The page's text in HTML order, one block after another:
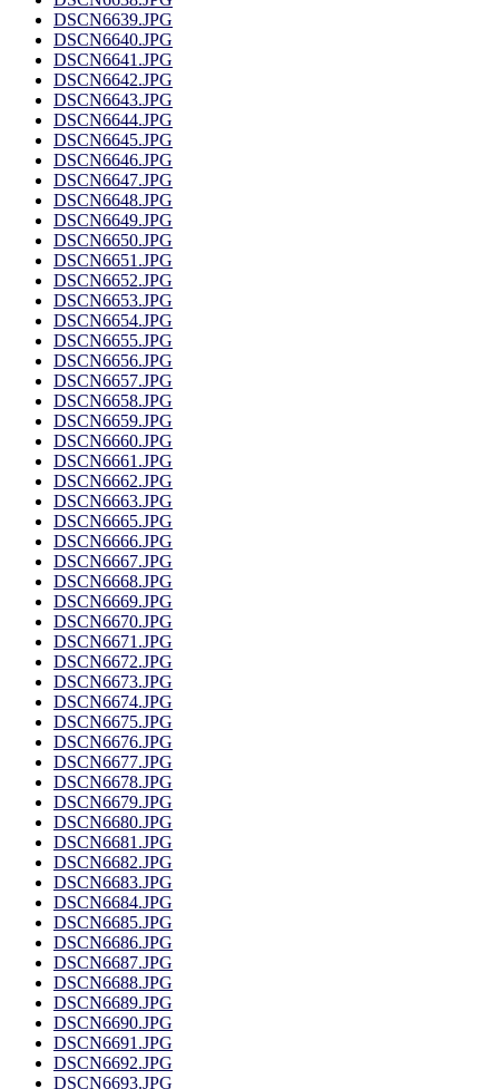
DSCN6639.JPG
DSCN6640.JPG
DSCN6641.JPG
DSCN6642.JPG
DSCN6643.JPG
DSCN6644.JPG
DSCN6645.JPG
DSCN6646.JPG
DSCN6647.JPG
DSCN6648.JPG
DSCN6649.JPG
DSCN6650.JPG
DSCN6651.JPG
DSCN6652.JPG
DSCN6653.JPG
DSCN6654.JPG
DSCN6655.JPG
DSCN6656.JPG
DSCN6657.JPG
DSCN6658.JPG
DSCN6659.JPG
DSCN6660.JPG
DSCN6661.JPG
DSCN6662.JPG
DSCN6663.JPG
DSCN6665.JPG
DSCN6666.JPG
DSCN6667.JPG
DSCN6668.JPG
DSCN6669.JPG
DSCN6670.JPG
DSCN6671.JPG
DSCN6672.JPG
DSCN6673.JPG
DSCN6674.JPG
DSCN6675.JPG
DSCN6676.JPG
DSCN6677.JPG
DSCN6678.JPG
DSCN6679.JPG
DSCN6680.JPG
DSCN6681.JPG
DSCN6682.JPG
DSCN6683.JPG
DSCN6684.JPG
DSCN6685.JPG
DSCN6686.JPG
DSCN6687.JPG
DSCN6688.JPG
DSCN6689.JPG
DSCN6690.JPG
DSCN6691.JPG
DSCN6692.JPG
DSCN6693.JPG